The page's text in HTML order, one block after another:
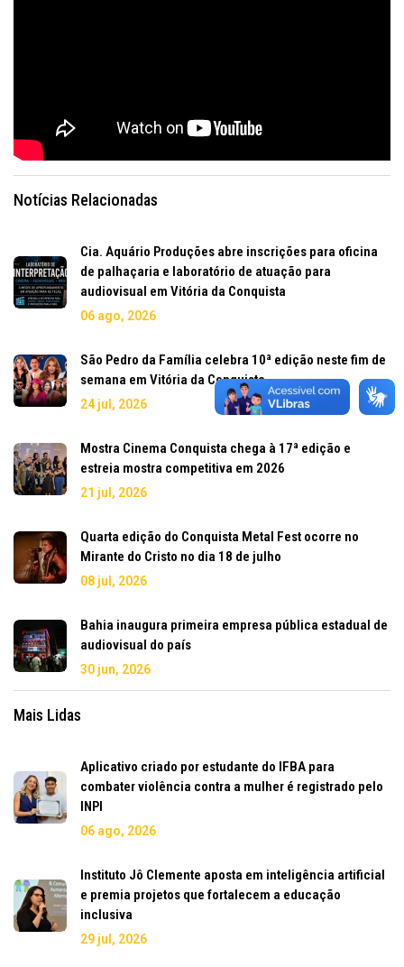
Notícias Relacionadas
Cia. Aquário Produções abre inscrições para oficina
de palhaçaria e laboratório de atuação para
audiovisual em Vitória da Conquista
06 ago, 2026
São Pedro da Família celebra 10ª edição neste fim de
semana em Vitória da Conquista
24 jul, 2026
Mostra Cinema Conquista chega à 17ª edição e
estreia mostra competitiva em 2026
21 jul, 2026
Quarta edição do Conquista Metal Fest ocorre no
Mirante do Cristo no dia 18 de julho
08 jul, 2026
Bahia inaugura primeira empresa pública estadual de
audiovisual do país
30 jun, 2026
Mais Lidas
Aplicativo criado por estudante do IFBA para
combater violência contra a mulher é registrado pelo
INPI
06 ago, 2026
Instituto Jô Clemente aposta em inteligência artificial
e premia projetos que fortalecem a educação
inclusiva
29 jul, 2026